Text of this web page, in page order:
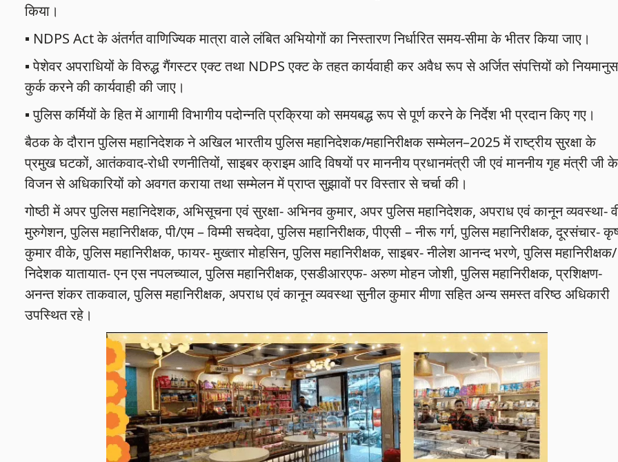
किया।
▪️ NDPS Act के अंतर्गत वाणिज्यिक मात्रा वाले लंबित अभियोगों का निस्तारण निर्धारित समय-सीमा के भीतर किया जाए।
▪️ पेशेवर अपराधियों के विरुद्ध गैंगस्टर एक्ट तथा NDPS एक्ट के तहत कार्यवाही कर अवैध रूप से अर्जित संपत्तियों को
कुर्क करने की कार्यवाही की जाए।
▪️ पुलिस कर्मियों के हित में आगामी विभागीय पदोन्नति प्रक्रिया को समयबद्ध रूप से पूर्ण करने के निर्देश भी प्रदान किए गए।
बैठक के दौरान पुलिस महानिदेशक ने अखिल भारतीय पुलिस महानिदेशक/महानिरीक्षक सम्मेलन–2025 में राष्ट्रीय सुरक्षा के
प्रमुख घटकों, आतंकवाद-रोधी रणनीतियों, साइबर क्राइम आदि विषयों पर माननीय प्रधानमंत्री जी एवं माननीय गृह मंत्री जी के
विजन से अधिकारियों को अवगत कराया तथा सम्मेलन में प्राप्त सुझावों पर विस्तार से चर्चा की।
गोष्ठी में अपर पुलिस महानिदेशक, अभिसूचना एवं सुरक्षा- अभिनव कुमार, अपर पुलिस महानिदेशक, अपराध एवं कानून व्यवस्था-
मुरुगेशन, पुलिस महानिरीक्षक, पी/एम – विम्मी सचदेवा, पुलिस महानिरीक्षक, पीएसी – नीरू गर्ग, पुलिस महानिरीक्षक, दूरसंचार-
कुमार वीके, पुलिस महानिरीक्षक, फायर- मुख्तार मोहसिन, पुलिस महानिरीक्षक, साइबर- नीलेश आनन्द भरणे, पुलिस महानिरीक्षक/
निदेशक यातायात- एन एस नपलच्याल, पुलिस महानिरीक्षक, एसडीआरएफ- अरुण मोहन जोशी, पुलिस महानिरीक्षक, प्रशिक्षण-
अनन्त शंकर ताकवाल, पुलिस महानिरीक्षक, अपराध एवं कानून व्यवस्था सुनील कुमार मीणा सहित अन्य समस्त वरिष्ठ अधिकारी
उपस्थित रहे।